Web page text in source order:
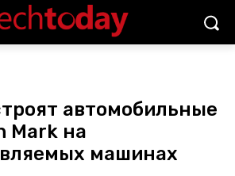
автомобильные
Mark на
машинах